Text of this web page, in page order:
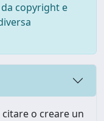
copyright e
o creare un